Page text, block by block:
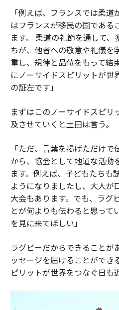
「例えば、フランスでは柔
はフランスが移民の国である
ます。 柔道の礼節を通して
ちが、他者への敬意や礼儀を
重し、規律と品位をもって結
にノーサイドスピリットが世
の証左です」
まずはこのノーサイドスピリ
及させていくと土田は言う。
「ただ、言葉を掲げただけ
から、協会として地道な活動
ます。例えば、子どもたちも
ようになりましたし、大人が
大会もあります。でも、ラグ
とが何よりも伝わると思って
を見に来てほしい」
ラグビーだからできることが
ッセージを届けることができ
ピリットが世界をつなぐ日も